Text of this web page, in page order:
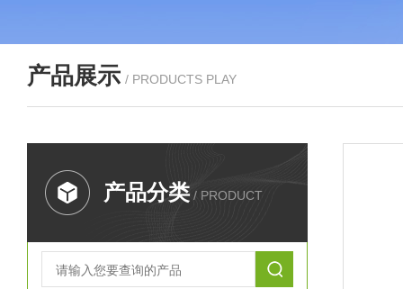
产品展示 / PRODUCTS PLAY
产品分类 / PRODUCT